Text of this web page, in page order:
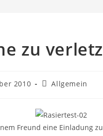
zu
2010
Beitrags-
Allgemein
Freund eine Einladung zu